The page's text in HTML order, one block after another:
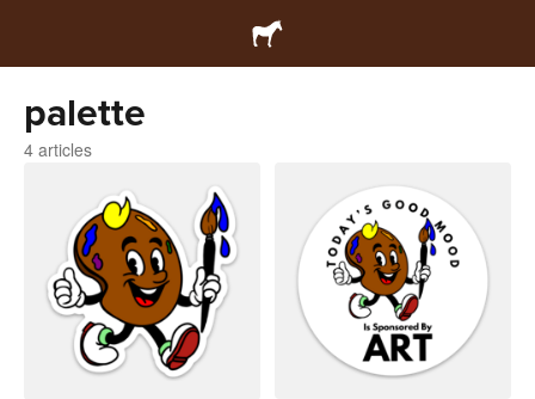
palette
4 articles